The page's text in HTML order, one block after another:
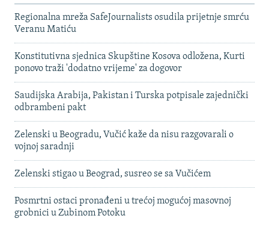
Regionalna mreža SafeJournalists osudila prijetnje smrću
Veranu Matiću
Konstitutivna sjednica Skupštine Kosova odložena, Kurti
ponovo traži 'dodatno vrijeme' za dogovor
Saudijska Arabija, Pakistan i Turska potpisale zajednički
odbrambeni pakt
Zelenski u Beogradu, Vučić kaže da nisu razgovarali o
vojnoj saradnji
Zelenski stigao u Beograd, susreo se sa Vučićem
Posmrtni ostaci pronađeni u trećoj mogućoj masovnoj
grobnici u Zubinom Potoku